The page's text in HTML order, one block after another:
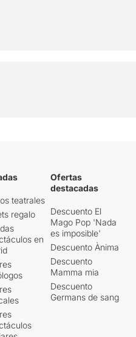
teatrales
regalo
en
Ofertas
destacadas
Descuento El
Mago Pop 'Nada
es imposible'
Descuento Ànima
Descuento
Mamma mia
Descuento
Germans de sang